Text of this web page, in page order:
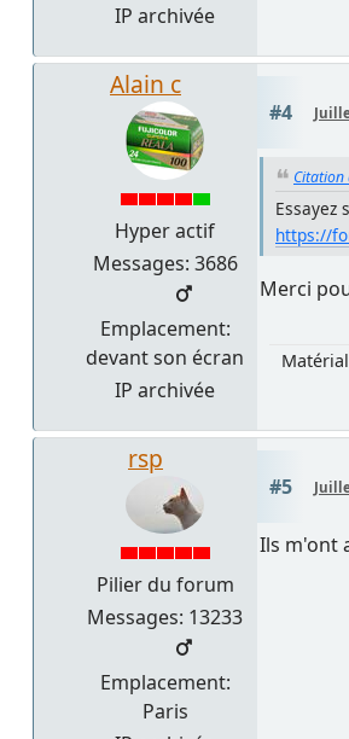
IP archivée
Alain c
Hyper actif
Messages: 3686
Emplacement:
devant son écran
IP archivée
#4
Citation
Essayez
https://
Merci
rsp
Pilier du forum
Messages: 13233
Emplacement:
Paris
#5
Ils m'ont